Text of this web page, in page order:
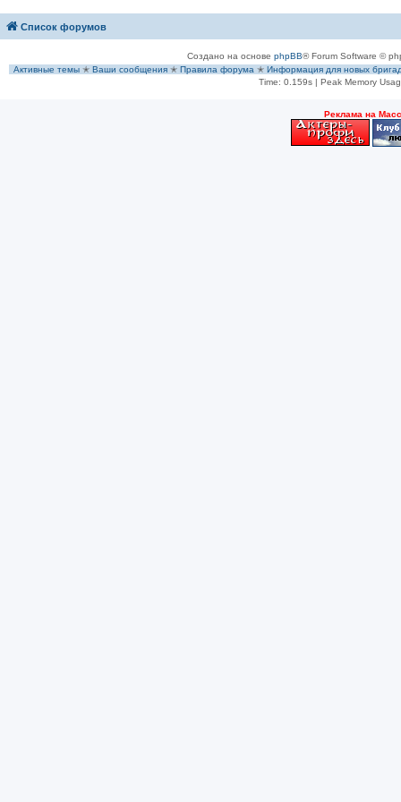
Список форумов
Создано на основе phpBB® Forum Software ©
Активные темы ✭ Ваши сообщения ✭ Правила форума ✭ Информация для новых
Time: 0.159s| Peak Memory
Рeклама на